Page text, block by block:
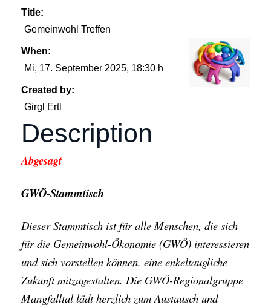
Title:
Gemeinwohl Treffen
When:
Mi, 17. September 2025, 18:30 h
Created by:
Girgl Ertl
Description
Abgesagt
GWÖ-Stammtisch
Dieser Stammtisch ist für alle Menschen, die sich
für die Gemeinwohl-Ökonomie (GWÖ) interessieren
und sich vorstellen können, eine enkeltaugliche
Zukunft mitzugestalten. Die GWÖ-Regionalgruppe
Mangfalltal lädt herzlich zum Austausch und